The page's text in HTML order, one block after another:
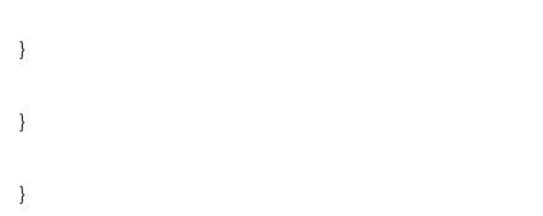
}
}
}